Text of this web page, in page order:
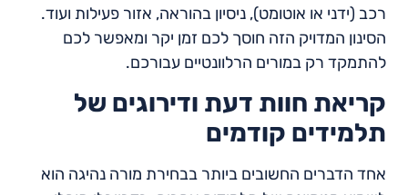
רכב (ידני או אוטומט), ניסיון בהוראה, אזור פעילות ועוד.
הסינון המדויק הזה חוסך לכם זמן יקר ומאפשר לכם
להתמקד רק במורים הרלוונטיים עבורכם.
קריאת חוות דעת ודירוגים של
תלמידים קודמים
אחד הדברים החשובים ביותר בבחירת מורה נהיגה הוא